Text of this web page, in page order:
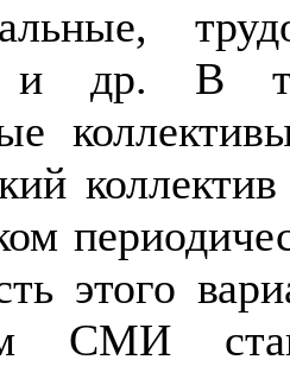
и др. В
этого
СМИ